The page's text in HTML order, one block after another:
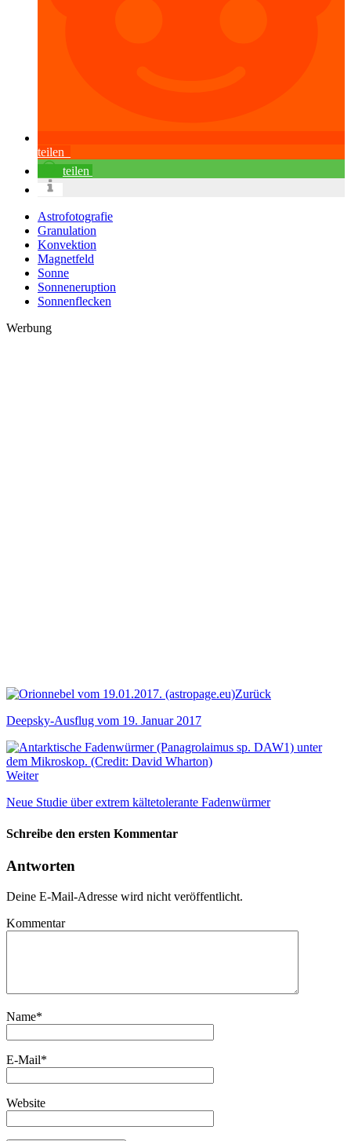
teilen
teilen
Astrofotografie
Granulation
Konvektion
Magnetfeld
Sonne
Sonneneruption
Sonnenflecken
Werbung
Zurück
Deepsky-Ausflug vom 19. Januar 2017
Weiter
Neue Studie über extrem kältetolerante Fadenwürmer
Schreibe den ersten Kommentar
Antworten
Deine E-Mail-Adresse wird nicht veröffentlicht.
Kommentar
Name*
E-Mail*
Website